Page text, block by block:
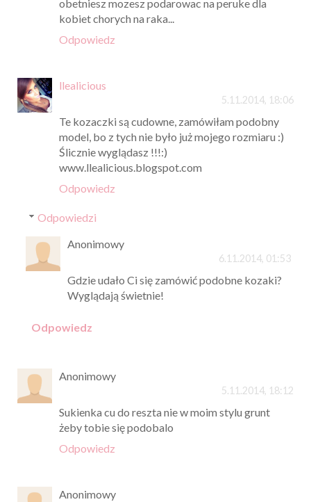
obetniesz mozesz podarowac na peruke dla
kobiet chorych na raka...
Odpowiedz
llealicious
5.11.2014, 18:06
Te kozaczki są cudowne, zamówiłam podobny
model, bo z tych nie było już mojego rozmiaru :)
Ślicznie wyglądasz !!!:)
www.llealicious.blogspot.com
Odpowiedz
Odpowiedzi
Anonimowy
6.11.2014, 01:53
Gdzie udało Ci się zamówić podobne kozaki?
Wyglądają świetnie!
Odpowiedz
Anonimowy
5.11.2014, 18:12
Sukienka cu do reszta nie w moim stylu grunt
żeby tobie się podobalo
Odpowiedz
Anonimowy